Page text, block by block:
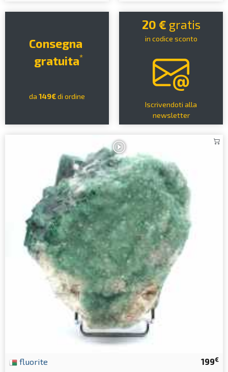
Consegna
gratuita*
da 149€di ordine
20 € gratis
in codice sconto
Iscrivendoti alla
newsletter
199€
fluorite